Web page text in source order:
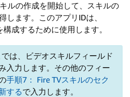
ルの作成を開始して、スキルの
します。このアプリIDは、
成するために使用します。
では、ビデオスキルフィールド
入力します。その他のフィー
手順7： Fire TVスキルのセク
するで入力します。